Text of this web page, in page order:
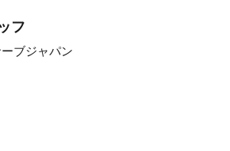
フ
ブジャパン